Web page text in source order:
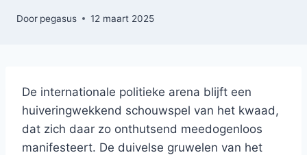
Door pegasus 12 maart 2025
De internationale politieke arena blijft een
huiveringwekkend schouwspel van het kwaad,
dat zich daar zo onthutsend meedogenloos
manifesteert. De duivelse gruwelen van het